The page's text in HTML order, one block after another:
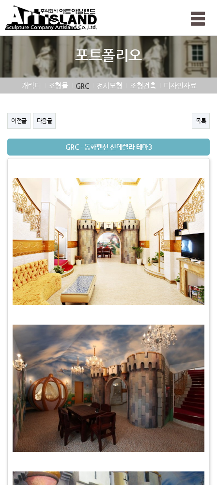
Toggle
포트폴리오
캐릭터 조형물 GRC 전시모형 조형건축 디자인자료
이전글 다음글 목록
GRC - 동화펜션 신데렐라 테마3